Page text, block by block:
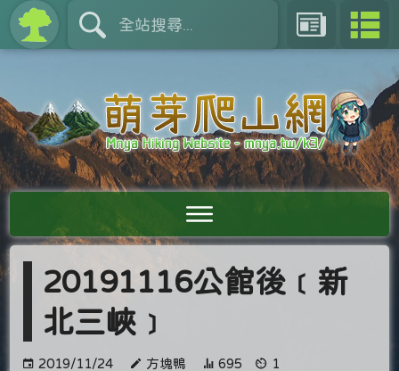
20191116公館後﹝新
北三峽﹞
2019/11/24 方塊鴨 695 1